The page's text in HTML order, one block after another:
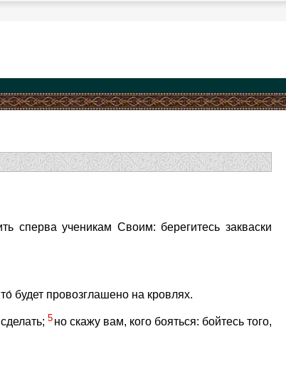
сперва ученикам Своим: берегитесь закваски
будет провозглашено на кровлях.
5 но скажу вам, кого бояться: бойтесь того,